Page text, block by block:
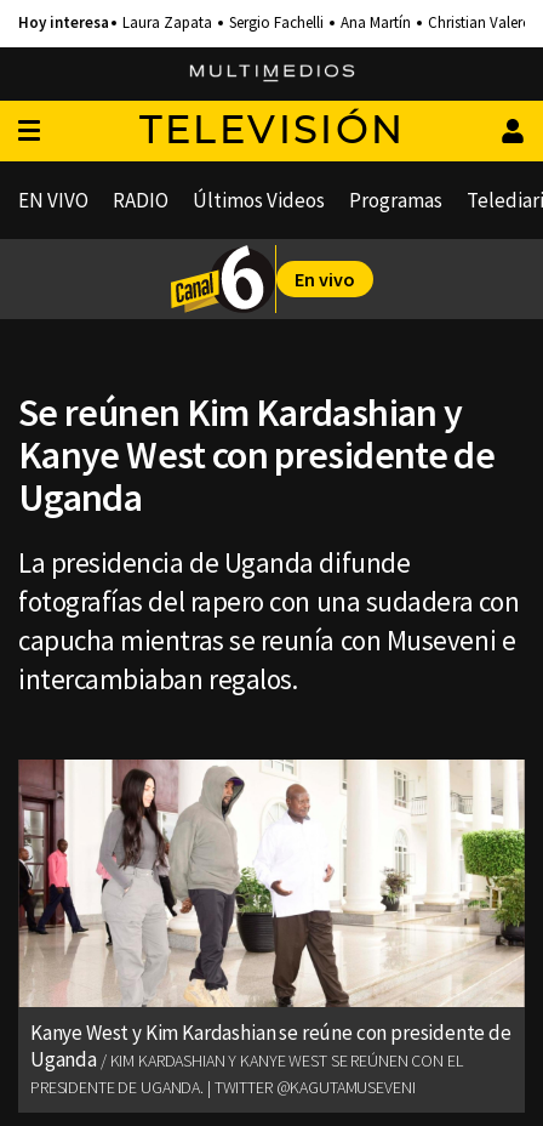
Laura Zapata Sergio Fachelli Ana Martín Christian Valero
TELEVISIÓN
EN VIVO RADIO Últimos Videos Programas
En vivo
Se reúnen Kim Kardashian y
Kanye West con presidente de
Uganda
La presidencia de Uganda difunde
fotografías del rapero con una sudadera con
capucha mientras se reunía con Museveni e
intercambiaban regalos.
Kanye West y Kim Kardashian se reúne con presidente de
Uganda
KIM KARDASHIAN Y KANYE WEST SE REÚNEN CON EL
PRESIDENTE DE UGANDA. | TWITTER @KAGUTAMUSEVENI